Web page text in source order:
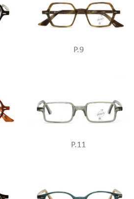
P.9
P.11